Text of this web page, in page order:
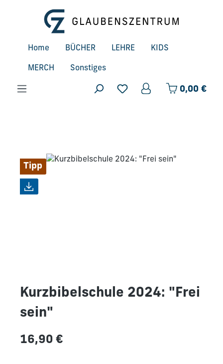
Zum Hauptinhalt springen
Home BÜCHER LEHRE KIDS
MERCH Sonstiges
0,00 €
Tipp
Kurzbibelschule 2024: "Frei
sein"
Regulärer Preis:
16,90 €